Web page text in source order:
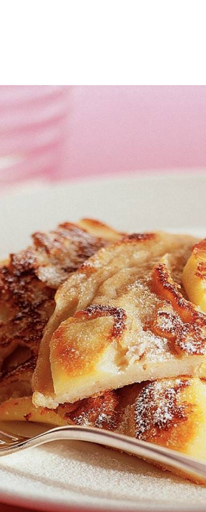
Kies producten
Ei erdoor kloppen. Appels schillen, klokhuizen verwijderen
Schijfjes appel in beslag leggen. Pannenkoek
en deze dakpansgewijs op borden leggen. Serveren met
Wat vond je van dit recept?